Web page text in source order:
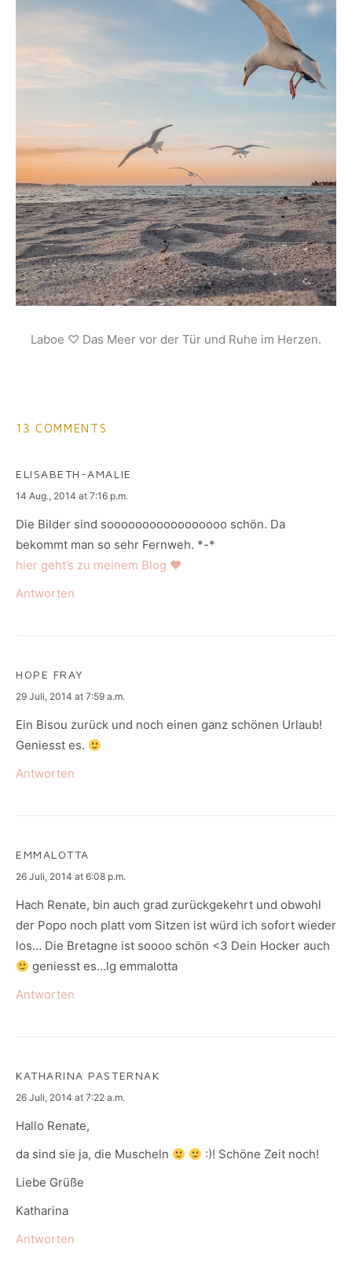
Laboe ♡ Das Meer vor der Tür und Ruhe im Herzen.
13 COMMENTS
ELISABETH-AMALIE
says:
14 Aug., 2014 at 7:16 p.m.
Die Bilder sind sooooooooooooooooo schön. Da
bekommt man so sehr Fernweh. *-*
hier geht’s zu meinem Blog ♥
Antworten
HOPE FRAY
says:
29 Juli, 2014 at 7:59 a.m.
Ein Bisou zurück und noch einen ganz schönen Urlaub!
Geniesst es.
Antworten
EMMALOTTA
says:
26 Juli, 2014 at 6:08 p.m.
Hach Renate, bin auch grad zurückgekehrt und obwohl
der Popo noch platt vom Sitzen ist würd ich sofort wieder
los… Die Bretagne ist soooo schön <3 Dein Hocker auch
geniesst es…lg emmalotta
Antworten
KATHARINA PASTERNAK
says:
26 Juli, 2014 at 7:22 a.m.
Hallo Renate,
da sind sie ja, die Muscheln
:)! Schöne Zeit noch!
Liebe Grüße
Katharina
Antworten